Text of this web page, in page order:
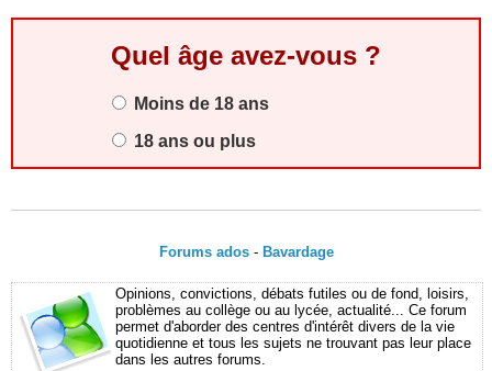
Quel âge avez-vous ?
Moins de 18 ans
18 ans ou plus
Forums ados- Bavardage
Opinions, convictions, débats futiles ou de fond, loisirs,
problèmes au collège ou au lycée, actualité... Ce forum
permet d'aborder des centres d'intérêt divers de la vie
quotidienne et tous les sujets ne trouvant pas leur place
dans les autres forums.